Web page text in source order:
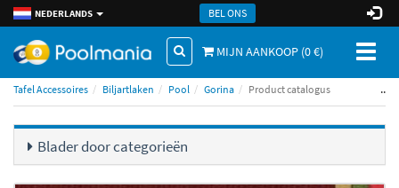
NEDERLANDS BEL ONS
MIJN AANKOOP (0€)
Tafel Accessoires Biljartlaken Pool Gorina Product catalogus ..
Blader door categorieën